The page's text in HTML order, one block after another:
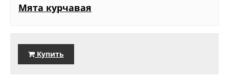
Мята курчавая
Купить